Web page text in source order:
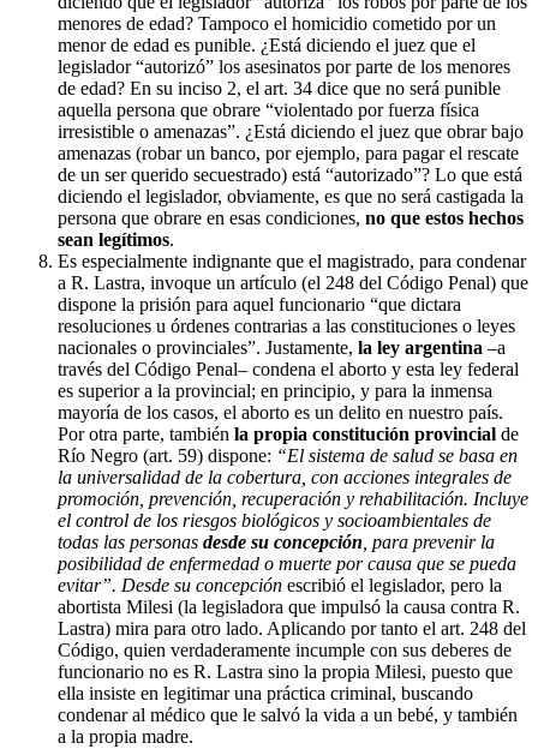
menores de edad? Tampoco el homicidio cometido por un
menor de edad es punible. ¿Está diciendo el juez que el
legislador “autorizó” los asesinatos por parte de los menores
de edad? En su inciso 2, el art. 34 dice que no será punible
aquella persona que obrare “violentado por fuerza física
irresistible o amenazas”. ¿Está diciendo el juez que obrar bajo
amenazas (robar un banco, por ejemplo, para pagar el rescate
de un ser querido secuestrado) está “autorizado”? Lo que está
diciendo el legislador, obviamente, es que no será castigada la
persona que obrare en esas condiciones, no que estos hechos
sean legítimos.
Es especialmente indignante que el magistrado, para condenar
a R. Lastra, invoque un artículo (el 248 del Código Penal) que
dispone la prisión para aquel funcionario “que dictara
resoluciones u órdenes contrarias a las constituciones o leyes
nacionales o provinciales”. Justamente, la ley argentina –a
través del Código Penal– condena el aborto y esta ley federal
es superior a la provincial; en principio, y para la inmensa
mayoría de los casos, el aborto es un delito en nuestro país.
Por otra parte, también la propia constitución provincial de
Río Negro (art. 59) dispone: “El sistema de salud se basa en
la universalidad de la cobertura, con acciones integrales de
promoción, prevención, recuperación y rehabilitación. Incluye
el control de los riesgos biológicos y socioambientales de
todas las personas desde su concepción, para prevenir la
posibilidad de enfermedad o muerte por causa que se pueda
evitar”. Desde su concepción escribió el legislador, pero la
abortista Milesi (la legisladora que impulsó la causa contra R.
Lastra) mira para otro lado. Aplicando por tanto el art. 248 del
Código, quien verdaderamente incumple con sus deberes de
funcionario no es R. Lastra sino la propia Milesi, puesto que
ella insiste en legitimar una práctica criminal, buscando
condenar al médico que le salvó la vida a un bebé, y también
a la propia madre.